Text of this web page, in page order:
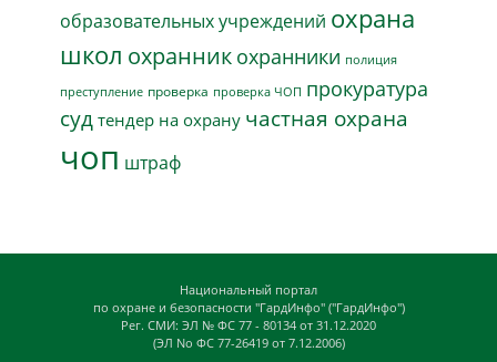
образовательных учреждений охрана
школ охранник охранники полиция
преступление проверка проверка ЧОП прокуратура
суд тендер на охрану частная охрана
чоп штраф
Национальный портал
по охране и безопасности "ГардИнфо" ("ГардИнфо")
Рег. СМИ: ЭЛ № ФС 77 - 80134 от 31.12.2020
(ЭЛ No ФС 77-26419 от 7.12.2006)